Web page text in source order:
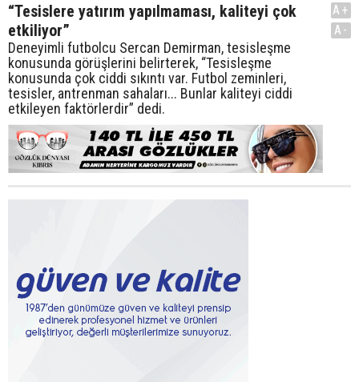
“Tesislere yatırım yapılmaması, kaliteyi çok
etkiliyor”
Deneyimli futbolcu Sercan Demirman, tesisleşme
konusunda görüşlerini belirterek, “Tesisleşme
konusunda çok ciddi sıkıntı var. Futbol zeminleri,
tesisler, antrenman sahaları... Bunlar kaliteyi ciddi
etkileyen faktörlerdir” dedi.
A+
A-